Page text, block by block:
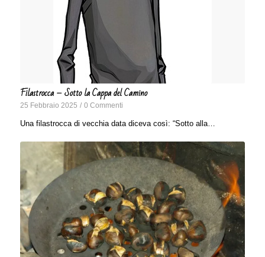
Filastrocca – Sotto la Cappa del Camino
25 Febbraio 2025 / 0 Commenti
Una filastrocca di vecchia data diceva così: “Sotto alla…